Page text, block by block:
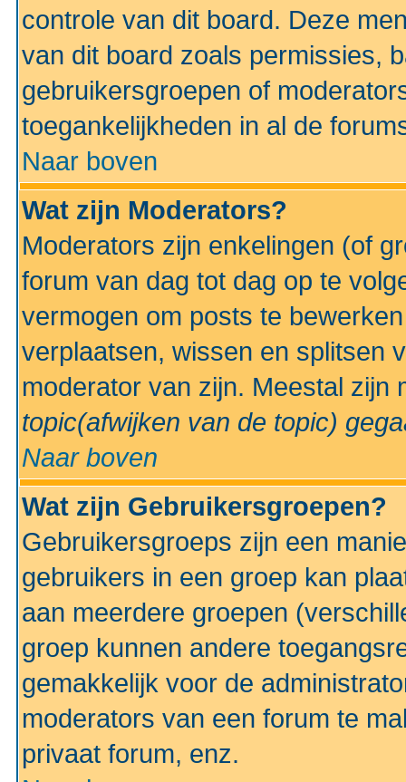
controle van dit board. Deze
van dit board zoals permissies,
gebruikersgroepen of
toegankelijkheden in al de
Naar boven
Wat zijn Moderators?
Moderators zijn enkelingen (of
forum van dag tot dag op te
vermogen om posts te
verplaatsen, wissen en splitsen
moderator van zijn. Meestal
topic(afwijken van de topic)
Naar boven
Wat zijn Gebruikersgroepen?
Gebruikersgroeps zijn een
gebruikers in een groep kan
aan meerdere groepen
groep kunnen andere
gemakkelijk voor de
moderators van een forum te
privaat forum, enz.